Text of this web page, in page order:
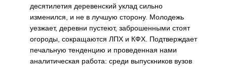
десятилетия деревенский уклад сильно
изменился, и не в лучшую сторону. Молодежь
уезжает, деревни пустеют, заброшенными стоят
огороды, сокращаются ЛПХ и КФХ. Подтверждает
печальную тенденцию и проведенная нами
аналитическая работа: среди выпускников вузов